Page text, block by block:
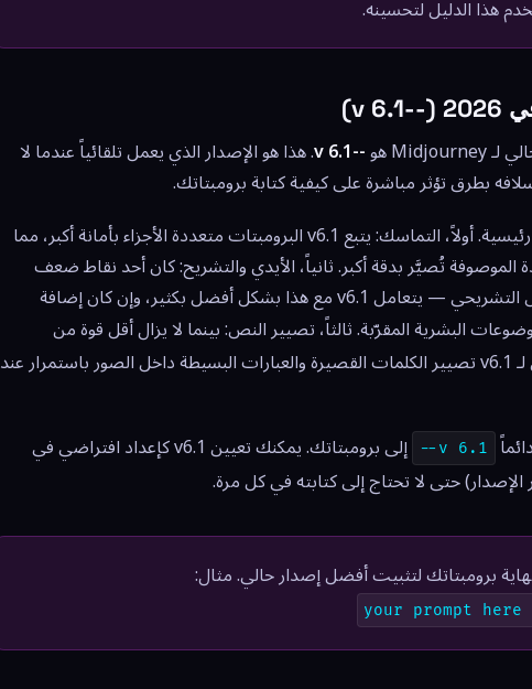
--v 6.1
. هذا هو الإصدار الذي يعمل تلقائياً عندما لا
تؤثر مباشرة على كيفية كتابة برومبتاتك.
ثلاثة تحسينات رئيسية. أولاً، التماسك: يتبع v6.1 البرومبتات متعددة الأجزاء بأمانة أكبر، مما
الموصوفة تُصيَّر بدقة أكبر. ثانياً، الأيدي والتشريح: كان أحد نقاط ضعف
البشرية المقرّبة. ثالثاً، تصيير النص: بينما لا يزال أقل قوة من
Ideogram أو DALL·E 3 لأعمال الطباعة، يمكن لـ v6.1 تصيير الكلمات القصيرة والعبارات البسيطة داخل الصور باستمرار عند
--v 6.1
إلى برومبتاتك. يمكنك تعيين v6.1 كإعداد افتراضي في
حتى لا تحتاج إلى كتابته في كل مرة.
برومبتاتك لتثبيت أفضل إصدار حالي. مثال:
your prompt